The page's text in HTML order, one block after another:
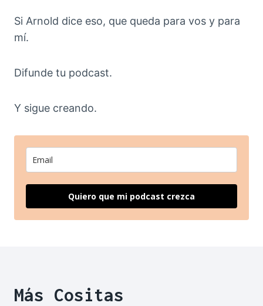
Si Arnold dice eso, que queda para vos y para
mí.
Difunde tu podcast.
Y sigue creando.
Quiero que mi podcast crezca
Más Cositas